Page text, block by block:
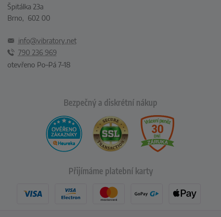
Špitálka 23a
Brno, 602 00
info@vibratory.net
790 236 969
otevřeno Po–Pá 7–18
Bezpečný a diskrétní nákup
Přijímáme platební karty